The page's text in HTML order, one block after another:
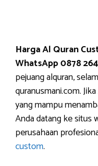
Harga Al Quran
WhatsApp 0878
pejuang alquran,
quranusmani.com.
yang mampu
Anda datang ke situs
perusahaan
custom.